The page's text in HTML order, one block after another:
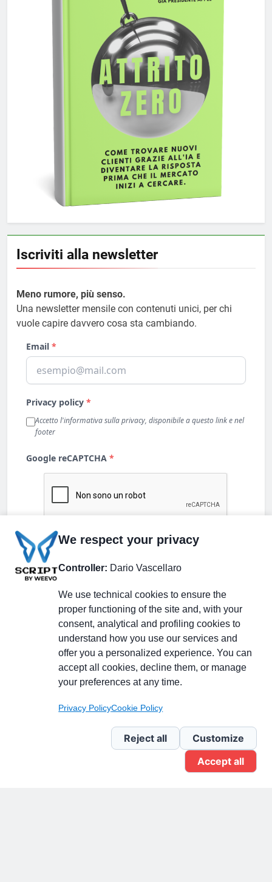
Iscriviti alla newsletter
Meno rumore, più senso.
Una newsletter mensile con contenuti unici, per chi
vuole capire davvero cosa sta cambiando.
Partecipa alla discussione
Pagina Linkedin
Newsletter Linkedin
We respect your privacy
Controller: Dario Vascellaro
We use technical cookies to ensure the
proper functioning of the site and, with your
consent, analytical and profiling cookies to
understand how you use our services and
offer you a personalized experience. You can
accept all cookies, decline them, or manage
your preferences at any time.
Privacy PolicyCookie Policy
Reject all
Customize
Accept all